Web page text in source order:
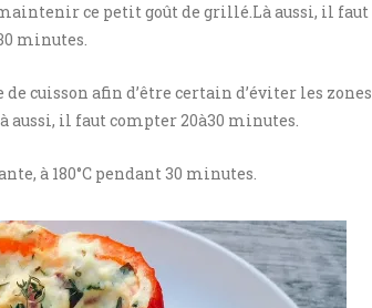
ce petit goût de grillé.Là aussi, il faut
minutes.
cuisson afin d’être certain d’éviter les zones
aussi, il faut compter 20à30 minutes.
à 180°C pendant 30 minutes.